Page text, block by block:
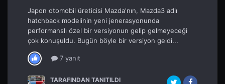
Japon otomobil üreticisi Mazda'nın, Mazda3 adlı
hatchback modelinin yeni jenerasyonunda
performanslı özel bir versiyonun gelip gelmeyeceği
çok konuşuldu. Bugün böyle bir versiyon geldi...
7 yanıt
TARAFINDAN TANITILDI